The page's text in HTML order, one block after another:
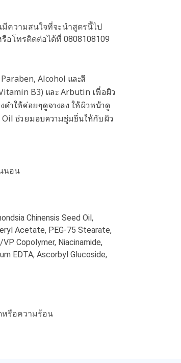
ความสนใจที่จะนำสูตรนี้ไป
อโทรติดต่อได้ที่ 0808108109
Alcohol และสี
B3) และ Arbutin เพื่อผิว
ำให้ค่อยๆดูจางลง ให้ผิวหน้าดู
Oil ช่วยมอบความชุ่มชื่นให้กับผิว
นอน
Chinensis Seed Oil,
Acetate, PEG-75 Stearate,
Copolymer, Niacinamide,
EDTA, Ascorbyl Glucoside,
หรือความร้อน